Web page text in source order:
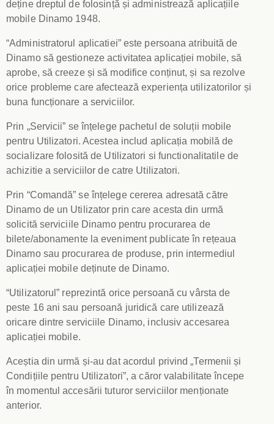
deține dreptul de folosință și administrează aplicațiile
mobile Dinamo 1948.
“Administratorul aplicatiei” este persoana atribuită de
Dinamo să gestioneze activitatea aplicației mobile, să
aprobe, să creeze și să modifice conținut, și sa rezolve
orice probleme care afectează experiența utilizatorilor și
buna funcționare a serviciilor.
Prin „Servicii” se înțelege pachetul de soluții mobile
pentru Utilizatori. Acestea includ aplicația mobilă de
socializare folosită de Utilizatori si functionalitatile de
achizitie a serviciilor de catre Utilizatori.
Prin “Comandă” se înțelege cererea adresată către
Dinamo de un Utilizator prin care acesta din urmă
solicită serviciile Dinamo pentru procurarea de
bilete/abonamente la eveniment publicate în rețeaua
Dinamo sau procurarea de produse, prin intermediul
aplicației mobile deținute de Dinamo.
“Utilizatorul” reprezintă orice persoană cu vârsta de
peste 16 ani sau persoană juridică care utilizează
oricare dintre serviciile Dinamo, inclusiv accesarea
aplicației mobile.
Aceștia din urmă și-au dat acordul privind „Termenii și
Condițiile pentru Utilizatori”, a căror valabilitate începe
în momentul accesării tuturor serviciilor menționate
anterior.